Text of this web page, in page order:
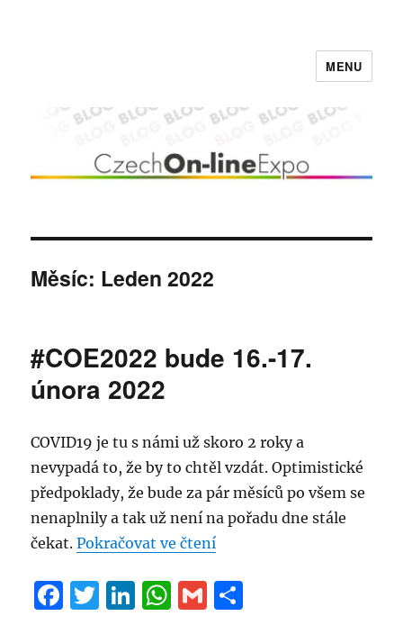
MENU
Měsíc: Leden 2022
#COE2022 bude 16.-17.
února 2022
COVID19 je tu s námi už skoro 2 roky a
nevypadá to, že by to chtěl vzdát. Optimistické
předpoklady, že bude za pár měsíců po všem se
nenaplnily a tak už není na pořadu dne stále
čekat.Pokračovat ve čtení„#COE2022 bude 16.-17.
F
T
Li W G